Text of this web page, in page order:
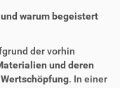
warum begeistert
der vorhin
und deren
. In einer